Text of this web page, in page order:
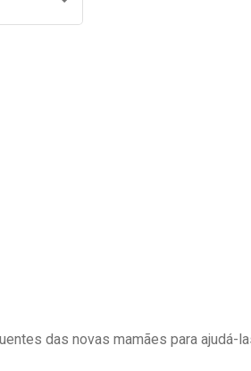
das novas mamães para ajudá-